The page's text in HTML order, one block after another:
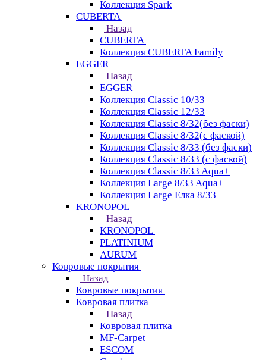
Коллекция Spark
CUBERTA
Назад
CUBERTA
Коллекция CUBERTA Family
EGGER
Назад
EGGER
Коллекция Classic 10/33
Коллекция Classic 12/33
Коллекция Classic 8/32(без фаски)
Коллекция Classic 8/32(с фаской)
Коллекция Classic 8/33 (без фаски)
Коллекция Classic 8/33 (с фаской)
Коллекция Classic 8/33 Aqua+
Коллекция Large 8/33 Aqua+
Коллекция Large Елка 8/33
KRONOPOL
Назад
KRONOPOL
PLATINIUM
AURUM
Ковровые покрытия
Назад
Ковровые покрытия
Ковровая плитка
Назад
Ковровая плитка
MF-Carpet
ESCOM